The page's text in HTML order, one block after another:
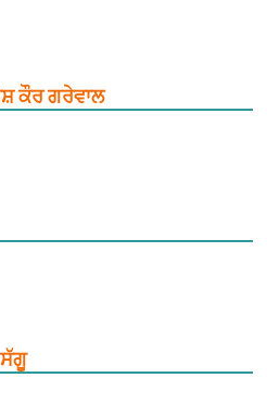
ਕੌਰ ਗਰੇਵਾਲ
ਸੱਗੂ